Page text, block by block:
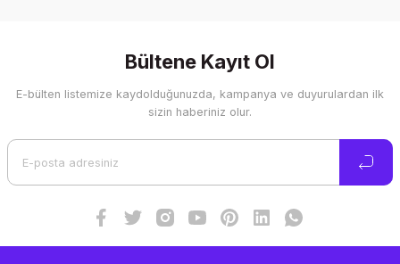
Bültene Kayıt Ol
E-bülten listemize kaydolduğunuzda, kampanya ve duyurulardan ilk
sizin haberiniz olur.